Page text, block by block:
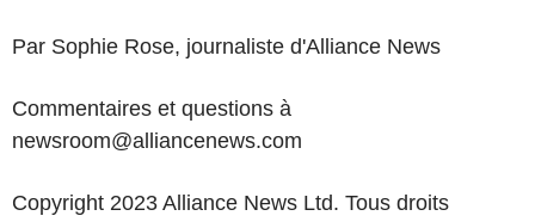
Par Sophie Rose, journaliste d'Alliance News
Commentaires et questions à
newsroom@alliancenews.com
Copyright 2023 Alliance News Ltd. Tous droits